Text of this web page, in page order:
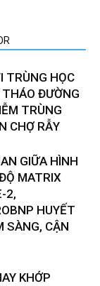
TRÙNG HỌC
ĐƯỜNG
TRÙNG
CHỢ RẪY
GIỮA HÌNH
MATRIX
2,
HUYẾT
SÀNG, CẬN
KHỚP